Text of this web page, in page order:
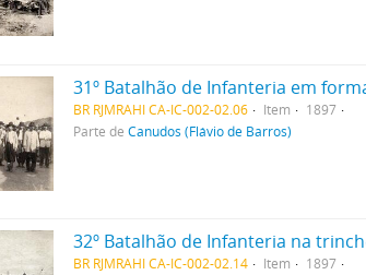
31º Batalhão de Infanteria em
BR RJMRAHI CA-IC-002-02.06 Item
1897
Parte deCanudos (Flávio de Barros)
32º Batalhão de Infanteria na
BR RJMRAHI CA-IC-002-02.14 Item
1897